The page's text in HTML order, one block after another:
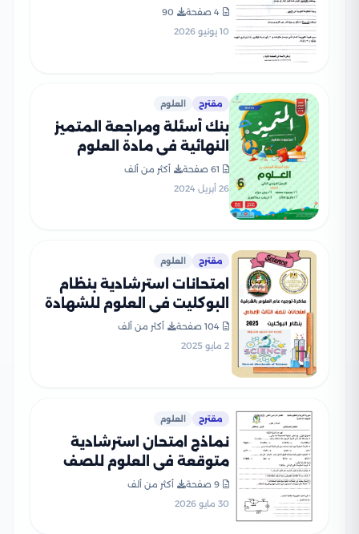
PDF بعد أداء الامتحان
4 صفحة
90
10 يونيو 2026
مقترح العلوم
بنك أسئلة ومراجعة المتميز
النهائية في مادة العلوم
للصف السادس الابتدائي الترم
الثاني مع الإجابات النموذجية
61 صفحة
أكثر من ألف
26 أبريل 2024
مقترح العلوم
امتحانات استرشادية بنظام
البوكليت في العلوم للشهادة
الإعدادية الترم الثاني بصيغة
PDF من إعداد توجيه العلوم
104 صفحة
أكثر من ألف
2 مايو 2025
مقترح العلوم
نماذج امتحان استرشادية
متوقعة في العلوم للصف
الثالث الإعدادي الترم الثاني
2026 بمحافظة المنيا
9 صفحة
أكثر من ألف
30 مايو 2026